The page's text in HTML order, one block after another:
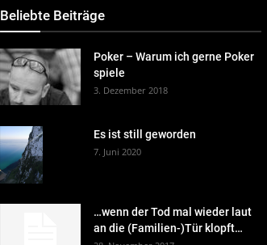
Beliebte Beiträge
Poker – Warum ich gerne Poker
spiele
3. Dezember 2018
Es ist still geworden
7. Juni 2020
…wenn der Tod mal wieder laut
an die (Familien-)Tür klopft…